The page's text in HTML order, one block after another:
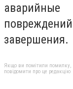
завершения.
Якщо ви помітили помилку,
повідомити про це редакцію